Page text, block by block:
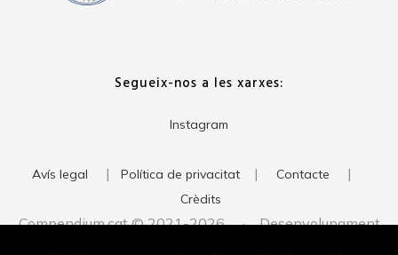
Segueix-nos a les xarxes:
Instagram
Avís legal | Política de privacitat | Contacte |
Crèdits
Compendium.cat © 2021-2026 · Desenvolupament